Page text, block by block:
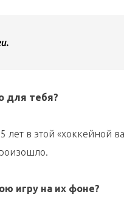
для тебя?
в этой «хоккейной
игру на их фоне?